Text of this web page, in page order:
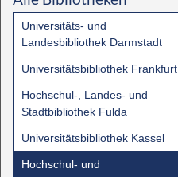
Universitäts- und
Landesbibliothek Darmstadt
Universitätsbibliothek Frankfurt
Hochschul-, Landes- und
Stadtbibliothek Fulda
Universitätsbibliothek Kassel
Hochschul- und